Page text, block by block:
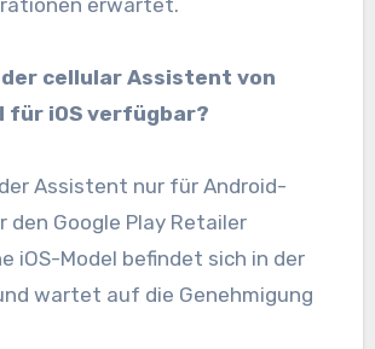
cellular Assistent von
für iOS verfügbar?
Assistent nur für Android-
den Google Play Retailer
iOS-Model befindet sich in der
wartet auf die Genehmigung